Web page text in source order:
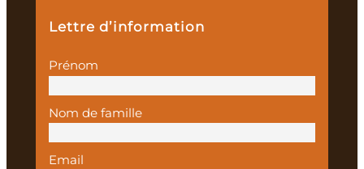
Lettre d’information
Prénom
Nom de famille
Email